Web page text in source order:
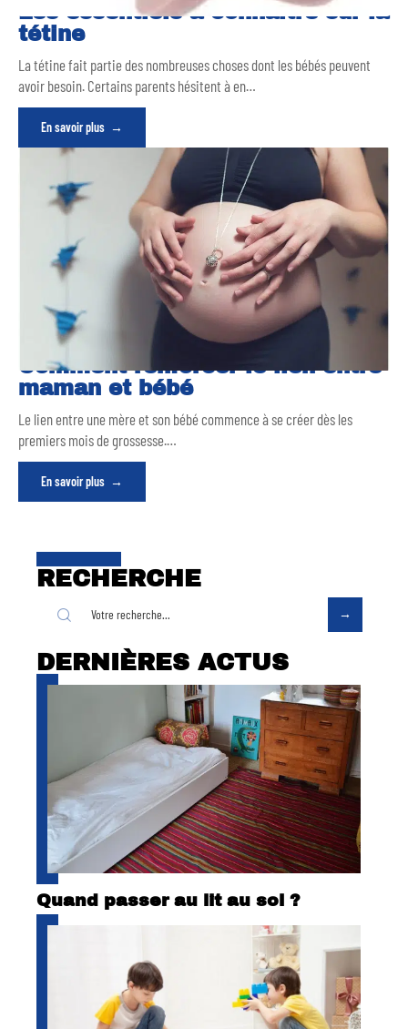
Les essentiels à connaître sur la
tétine
La tétine fait partie des nombreuses choses dont les bébés peuvent
avoir besoin. Certains parents hésitent à en…
En savoir plus
Comment renforcer le lien entre
maman et bébé
Le lien entre une mère et son bébé commence à se créer dès les
premiers mois de grossesse.…
En savoir plus
RECHERCHE
DERNIÈRES ACTUS
Quand passer au lit au sol ?